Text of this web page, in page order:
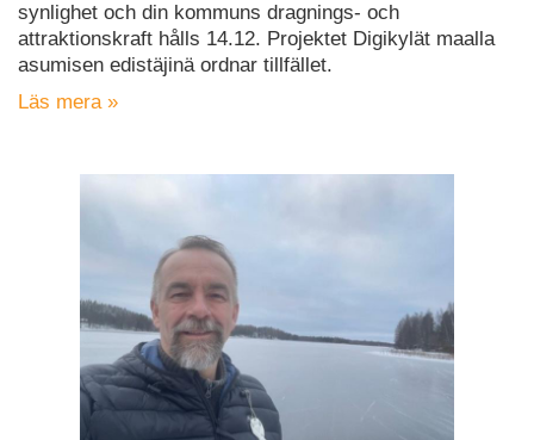
synlighet och din kommuns dragnings- och
attraktionskraft hålls 14.12. Projektet Digikylät maalla
asumisen edistäjinä ordnar tillfället.
Läs mera »